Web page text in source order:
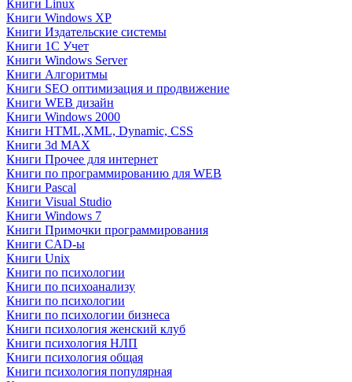
Книги Linux
Книги Windows XP
Книги Издательские системы
Книги 1C Учет
Книги Windows Server
Книги Алгоритмы
Книги SEO оптимизация и продвижение
Книги WEB дизайн
Книги Windows 2000
Книги HTML,XML, Dynamic, CSS
Книги 3d MAX
Книги Прочее для интернет
Книги по программированию для WEB
Книги Pascal
Книги Visual Studio
Книги Windows 7
Книги Примочки программирования
Книги CAD-ы
Книги Unix
Книги по психологии
Книги по психоанализу
Книги по психологии
Книги по психологии бизнеса
Книги психология женский клуб
Книги психология НЛП
Книги психология общая
Книги психология популярная